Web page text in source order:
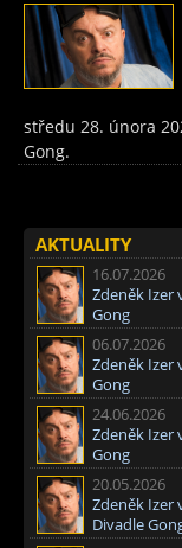
středu 28. února
Gong.
AKTUALITY
16.07.2026
Zdeněk Izer
Gong
06.07.2026
Zdeněk Izer
Gong
24.06.2026
Zdeněk Izer
Gong
20.05.2026
Zdeněk Izer
Divadle